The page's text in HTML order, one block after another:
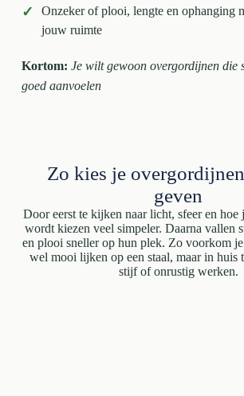
✓
Onzeker of plooi, lengte en ophanging
jouw ruimte
Kortom: Je wilt gewoon overgordijnen die
goed aanvoelen
Zo kies je
geven
Door eerst te kijken naar licht, sfeer en hoe
wordt kiezen veel simpeler. Daarna vallen
en plooi sneller op hun plek. Zo voorkom
wel mooi lijken op een staal, maar in huis
stijf of onrustig werken.